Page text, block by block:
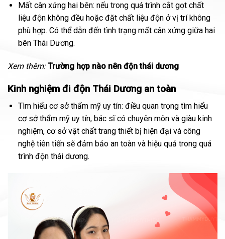
Mất cân xứng hai bên: nếu trong quá trình cắt gọt chất
liệu độn không đều hoặc đặt chất liệu độn ở vị trí không
phù hợp. Có thể dẫn đến tình trạng mất cân xứng giữa hai
bên Thái Dương.
Xem thêm: Trường hợp nào nên độn thái dương
Kinh nghiệm đi độn Thái Dương an toàn
Tìm hiểu cơ sở thẩm mỹ uy tín: điều quan trọng tìm hiểu
cơ sở thẩm mỹ uy tín, bác sĩ có chuyên môn và giàu kinh
nghiệm, cơ sở vật chất trang thiết bị hiện đại và công
nghệ tiên tiến sẽ đảm bảo an toàn và hiệu quả trong quá
trình độn thái dương.